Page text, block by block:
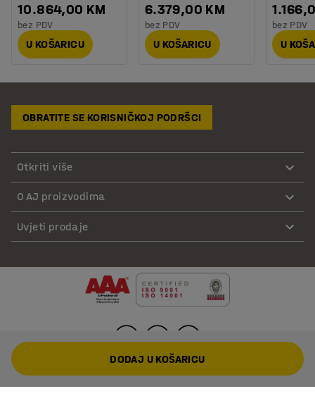
10.864,00 KM
bez PDV
U KOŠARICU
6.379,00 KM
bez PDV
U KOŠARICU
bez PDV
U
OBRATITE SE KORISNIČKOJ PODRŠCI
Otkriti više
O AJ proizvodima
Uvjeti prodaje
DODAJ U KOŠARICU